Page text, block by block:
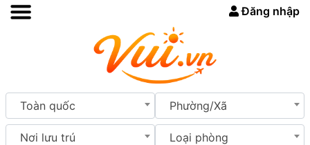
Đăng nhập
Toàn quốc Phường/Xã
Nơi lưu trú Loại phòng